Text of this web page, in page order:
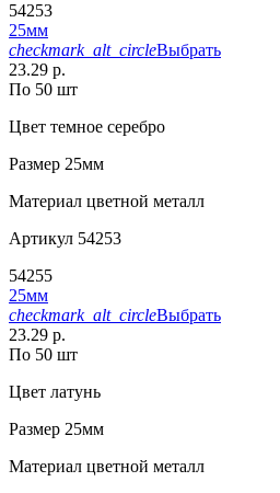
54253
25мм
checkmark_alt_circleВыбрать
23.29 р.
По 50 шт
Цвет темное серебро
Размер 25мм
Материал цветной металл
Артикул 54253
54255
25мм
checkmark_alt_circleВыбрать
23.29 р.
По 50 шт
Цвет латунь
Размер 25мм
Материал цветной металл